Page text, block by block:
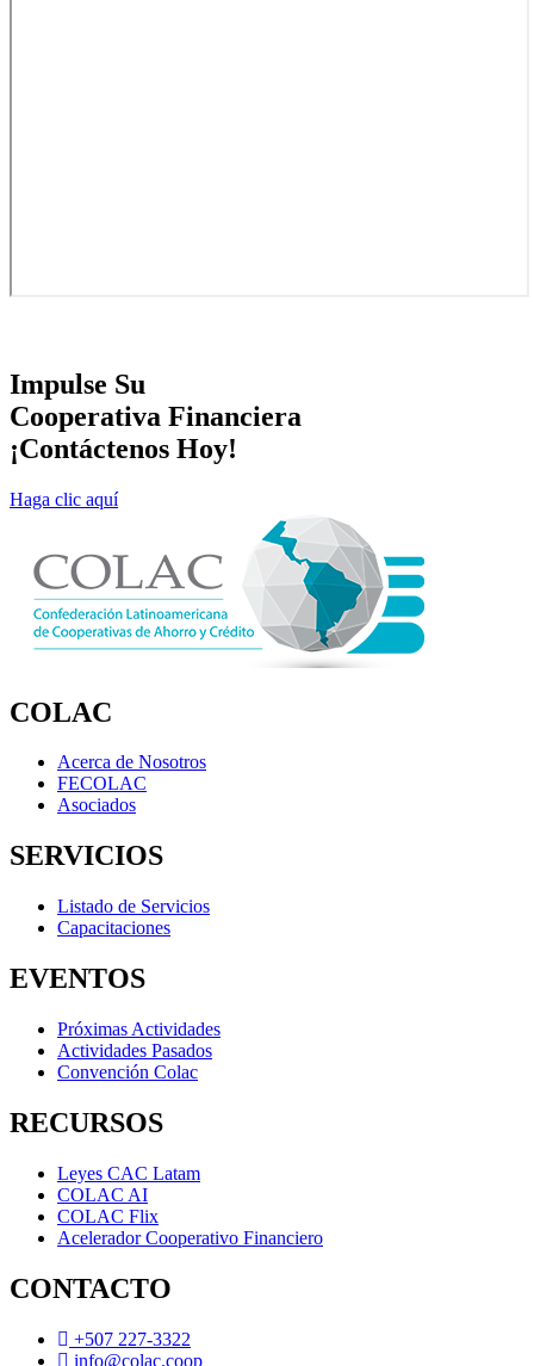
Impulse Su
Cooperativa Financiera
¡Contáctenos Hoy!
Haga clic aquí
COLAC
Acerca de Nosotros
FECOLAC
Asociados
SERVICIOS
Listado de Servicios
Capacitaciones
EVENTOS
Próximas Actividades
Actividades Pasados
Convención Colac
RECURSOS
Leyes CAC Latam
COLAC AI
COLAC Flix
Acelerador Cooperativo Financiero
CONTACTO
+507 227-3322
info@colac.coop